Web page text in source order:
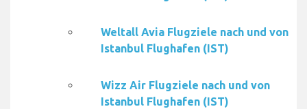
Weltall Avia Flugziele nach und von
Istanbul Flughafen (IST)
Wizz Air Flugziele nach und von
Istanbul Flughafen (IST)